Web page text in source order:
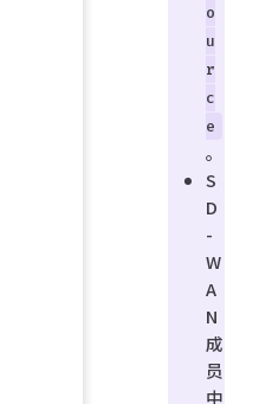
o
u
r
c
e
。
S
D
-
W
A
N
成
员
中